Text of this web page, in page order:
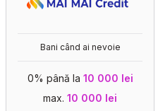
Bani când ai nevoie
0% până la 10 000 lei
max. 10 000 lei